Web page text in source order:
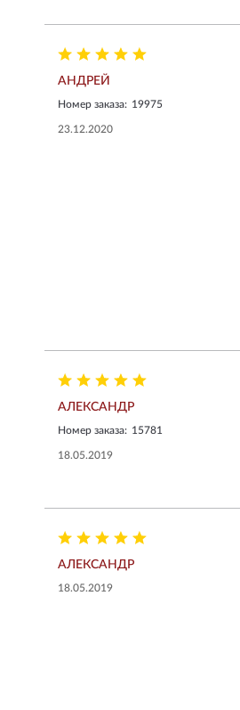
АНДРЕЙ
Номер заказа: 19975
23.12.2020
АЛЕКСАНДР
Номер заказа: 15781
18.05.2019
АЛЕКСАНДР
18.05.2019